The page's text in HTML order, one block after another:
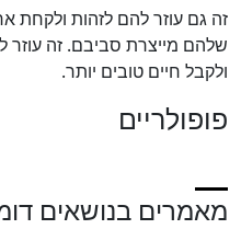
זה גם עוזר להם לזהות
שלהם מייצרת סביבם. זה עוזר
ולקבל חיים טובים יותר.
פופולריים
מאמרים בנושאים